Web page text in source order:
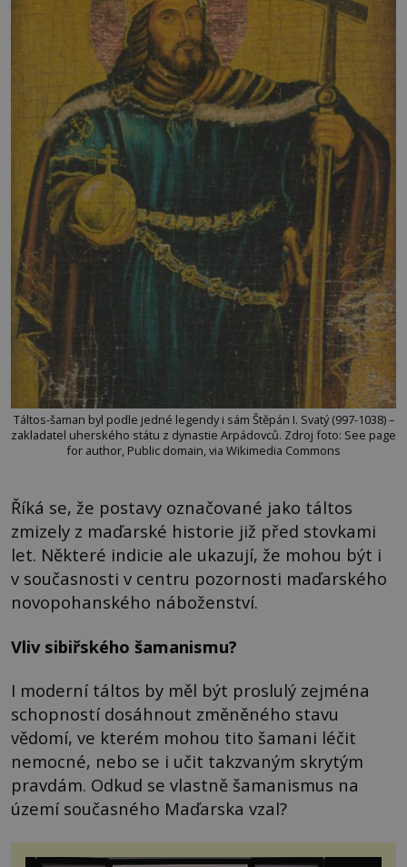
Táltos-šaman byl podle jedné legendy i sám Štěpán I. Svatý (997-1038) –
zakladatel uherského státu z dynastie Arpádovců. Zdroj foto: See page
for author, Public domain, via Wikimedia Commons
Říká se, že postavy označované jako táltos
zmizely z maďarské historie již před stovkami
let. Některé indicie ale ukazují, že mohou být i
v současnosti v centru pozornosti maďarského
novopohanského náboženství.
Vliv sibiřského šamanismu?
I moderní táltos by měl být proslulý zejména
schopností dosáhnout změněného stavu
vědomí, ve kterém mohou tito šamani léčit
nemocné, nebo se i učit takzvaným skrytým
pravdám. Odkud se vlastně šamanismus na
území současného Maďarska vzal?